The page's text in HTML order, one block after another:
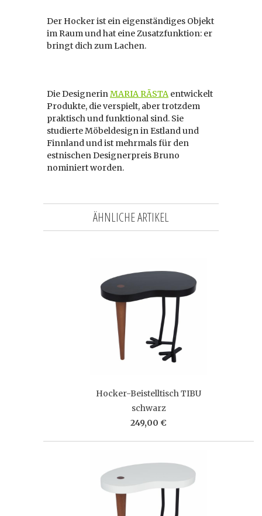
Der Hocker ist ein eigenständiges Objekt
im Raum und hat eine Zusatzfunktion: er
bringt dich zum Lachen.
Die DesignerinMARIA RÄSTA entwickelt
Produkte, die verspielt, aber trotzdem
praktisch und funktional sind. Sie
studierte Möbeldesign in Estland und
Finnland und ist mehrmals für den
estnischen Designerpreis Bruno
nominiert worden.
ÄHNLICHE ARTIKEL
Hocker-Beistelltisch TIBU
schwarz
249,00 €